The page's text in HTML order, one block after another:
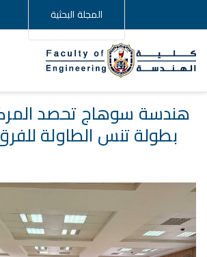
المجلة البحثية
هندسة سوهاج تحصد
بطولة تنس الطاولة